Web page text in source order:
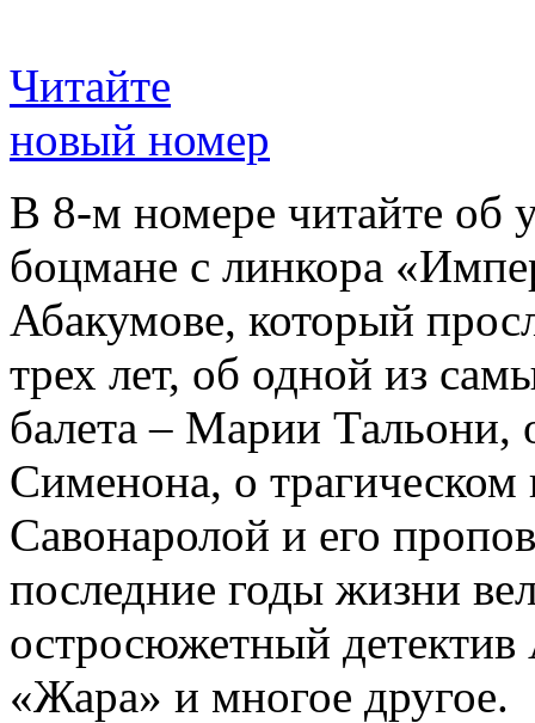
Читайте
новый номер
В 8-м номере читайте об
боцмане с линкора
Абакумове, который
трех лет, об одной из
балета – Марии
Сименона, о трагическом
Савонаролой и его
последние годы жизни
остросюжетный детектив
«Жара» и многое другое.